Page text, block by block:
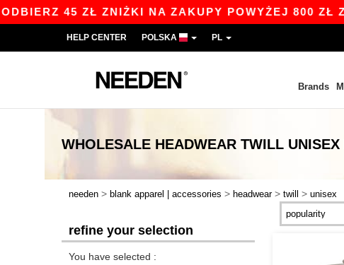
45 ZŁ ZNIŻKI NA ZAKUPY POWYŻEJ 800 ZŁ Z
HELP CENTER POLSKA PL
Brands
WHOLESALE HEADWEAR TWILL
needen > blank apparel | accessories > headwear > twill > unisex
refine your selection
You have selected :